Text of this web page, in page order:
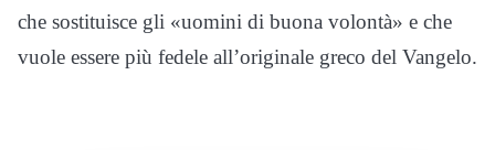
che sostituisce gli «uomini di buona volontà» e che
vuole essere più fedele all’originale greco del Vangelo.